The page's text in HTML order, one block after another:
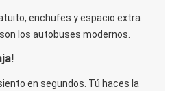
enchufes y espacio extra
los autobuses modernos.
en segundos. Tú haces la